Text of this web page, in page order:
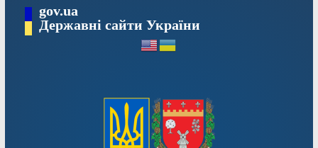
Перейтиgov.ua
Державні сайти України